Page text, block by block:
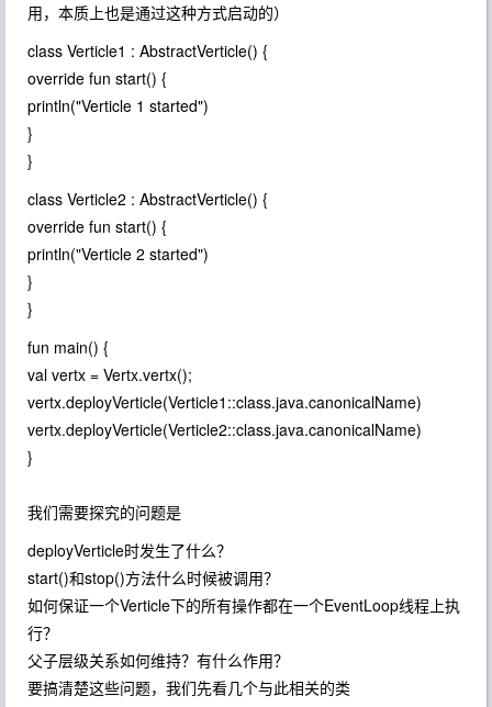
用，本质上也是通过这种方式启动的）
class Verticle1 : AbstractVerticle() {
override fun start() {
println("Verticle 1 started")
}
}
class Verticle2 : AbstractVerticle() {
override fun start() {
println("Verticle 2 started")
}
}
fun main() {
val vertx = Vertx.vertx();
vertx.deployVerticle(Verticle1::class.java.canonicalName)
vertx.deployVerticle(Verticle2::class.java.canonicalName)
}
我们需要探究的问题是
deployVerticle时发生了什么？
start()和stop()方法什么时候被调用？
如何保证一个Verticle下的所有操作都在一个EventLoop线程上执
行？
父子层级关系如何维持？有什么作用？
要搞清楚这些问题，我们先看几个与此相关的类